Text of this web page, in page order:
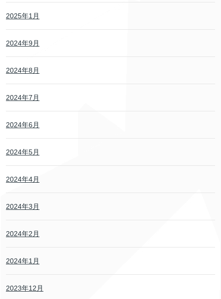
2025年1月
2024年9月
2024年8月
2024年7月
2024年6月
2024年5月
2024年4月
2024年3月
2024年2月
2024年1月
2023年12月